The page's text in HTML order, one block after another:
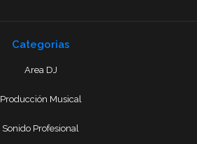
Categorias
Area DJ
Producción Musical
Sonido Profesional